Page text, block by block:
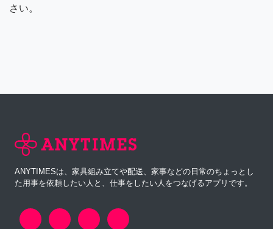
さい。
ANYTIMESは、家具組み立てや配送、家事などの日常のちょっとし
た用事を依頼したい人と、仕事をしたい人をつなげるアプリです。